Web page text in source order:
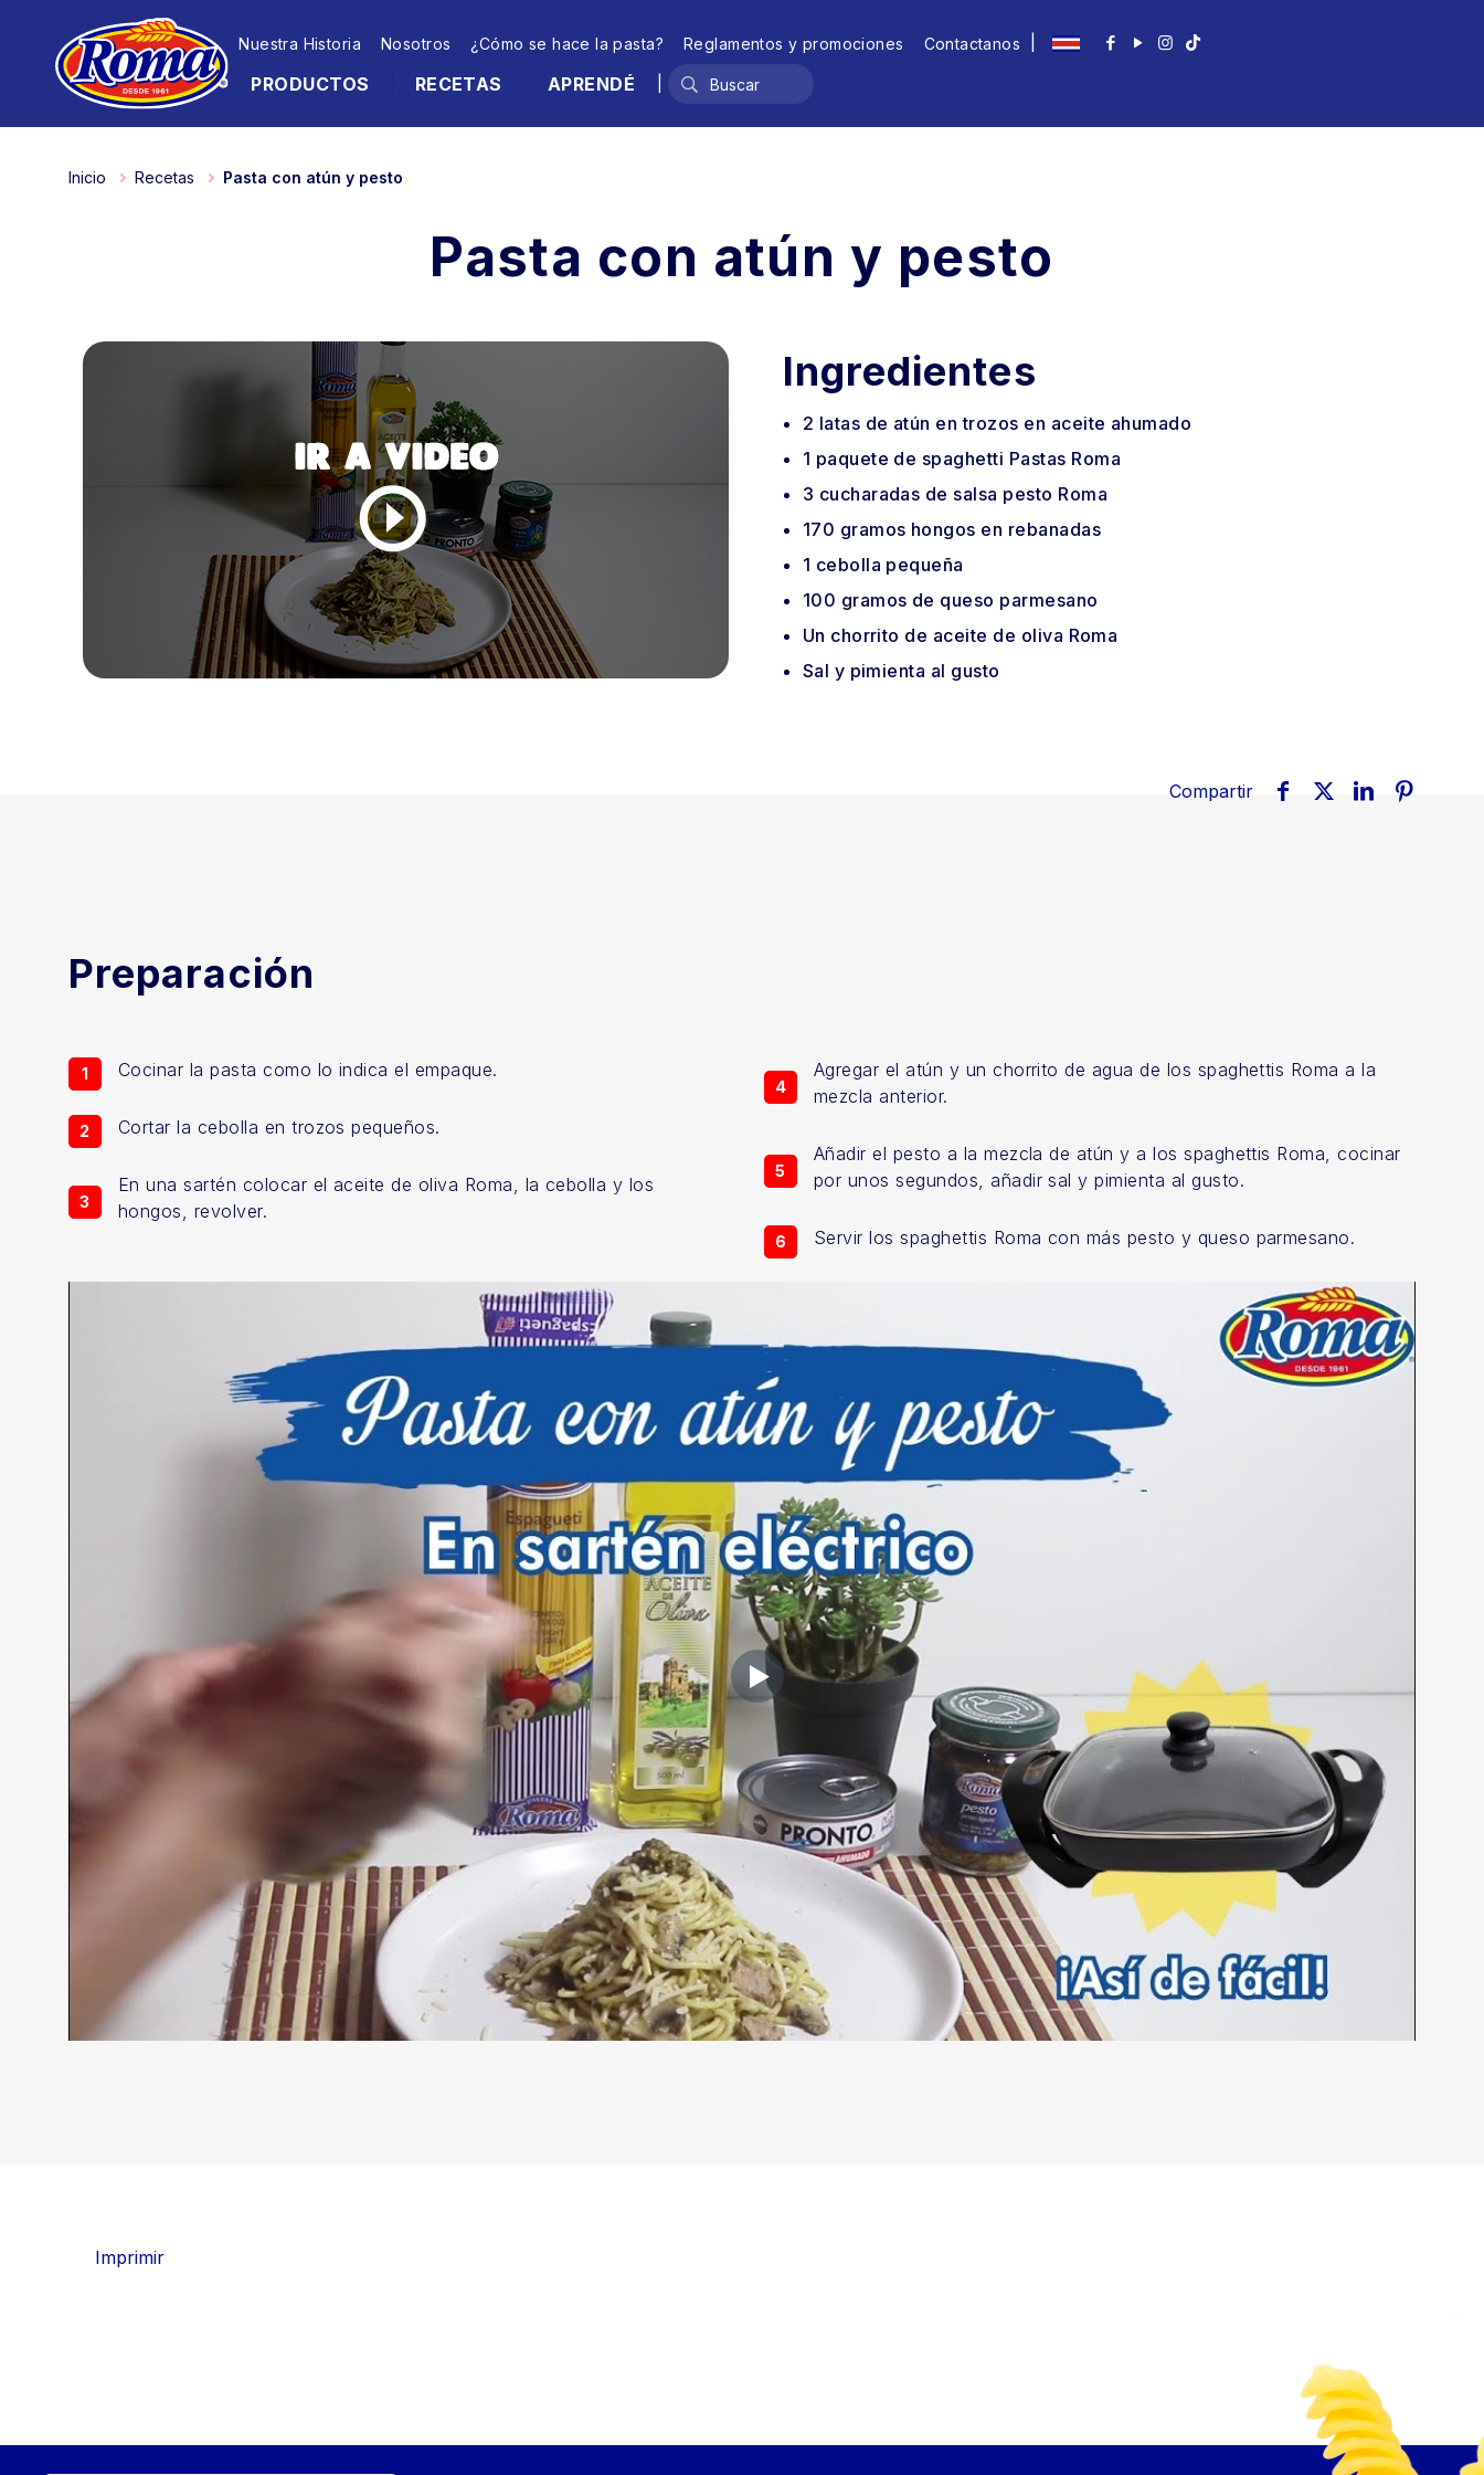
Nuestra Historia Nosotros ¿Cómo se hace la pasta? Reglamentos y promociones Contactanos
PRODUCTOS RECETAS APRENDÉ
Inicio Recetas Pasta con atún y pesto
Pasta con atún y pesto
Ingredientes
2 latas de atún en trozos en aceite ahumado
1 paquete de spaghetti Pastas Roma
3 cucharadas de salsa pesto Roma
170 gramos hongos en rebanadas
1 cebolla pequeña
100 gramos de queso parmesano
Un chorrito de aceite de oliva Roma
Sal y pimienta al gusto
Compartir
Preparación
Cocinar la pasta como lo indica el empaque.
Cortar la cebolla en trozos pequeños.
En una sartén colocar el aceite de oliva Roma, la cebolla y los
hongos, revolver.
Agregar el atún y un chorrito de agua de los spaghettis Roma a la
mezcla anterior.
Añadir el pesto a la mezcla de atún y a los spaghettis Roma, cocinar
por unos segundos, añadir sal y pimienta al gusto.
Servir los spaghettis Roma con más pesto y queso parmesano.
Imprimir